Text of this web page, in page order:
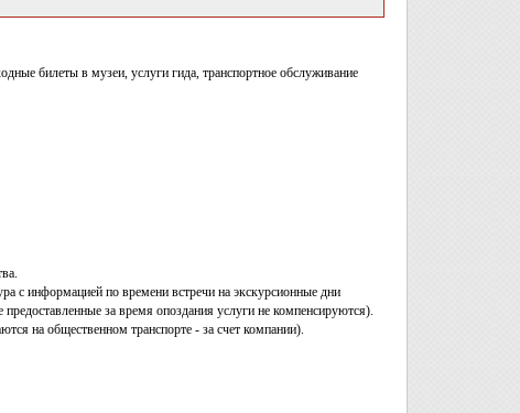
билеты в музеи, услуги гида, транспортное обслуживание
с информацией по времени встречи на экскурсионные дни
за время опоздания услуги не компенсируются).
на общественном транспорте - за счет компании).